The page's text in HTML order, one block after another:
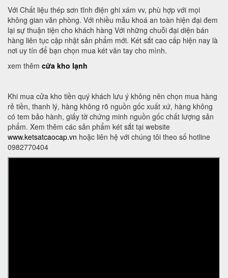
Với Chất liệu thép sơn tĩnh điện ghi xám vv, phù hợp với mọi
không gian văn phòng. Với nhiều mẫu khoá an toàn hiện đại đem
lại sự thuận tiện cho khách hàng Với những chuỗi đại diện bán
hàng liên tục cập nhật sản phẩm mới. Két sắt cao cấp hiện nay là
nơi uy tín để bạn chọn mua két vân tay cho mình.
xem thêm cửa kho lạnh
Khi mua cửa kho tiền quý khách lưu ý không nên chọn mua hàng
rẻ tiền, thanh lý, hàng không rõ nguồn gốc xuất xứ, hàng không
có tem bảo hành, giấy tờ chứng minh nguồn gốc chất lượng sản
phẩm. Xem thêm các sản phẩm két sắt tại website
www.ketsatcaocap.vn hoặc liên hệ với chúng tôi theo số hotline
0982770404